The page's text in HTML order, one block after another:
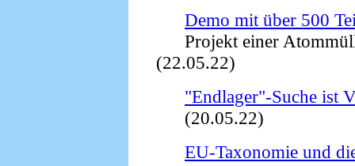
Demo mit über 500
Projekt einer
(22.05.22)
"Endlager"-Suche ist
(20.05.22)
EU-Taxonomie und